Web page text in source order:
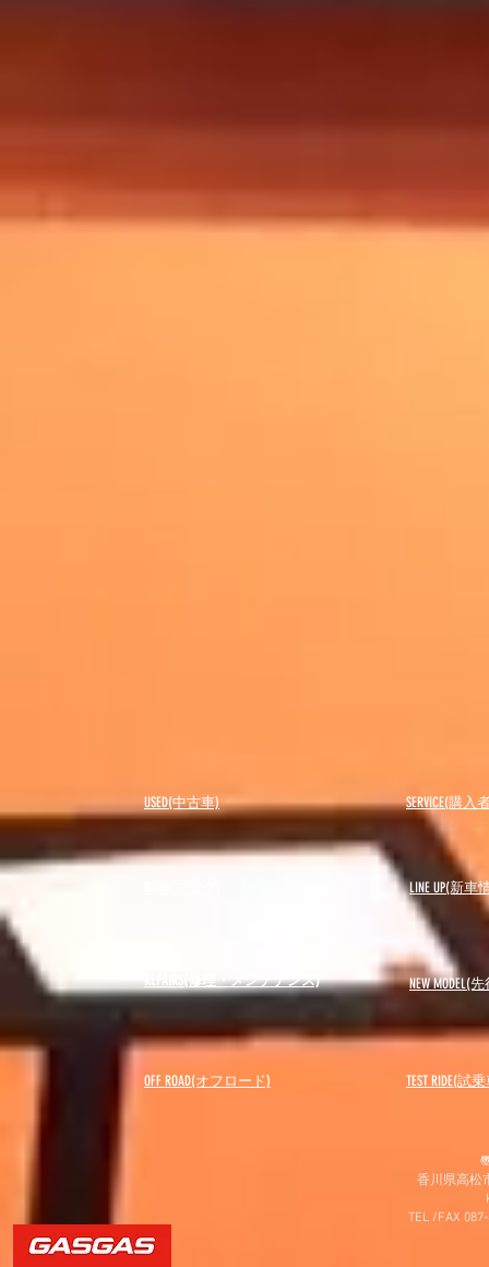
USED(中古車) SERVICE(購
LINE UP(新車
REPAIRS(修理・メンテナンス) NEW MODEL(先
OFF ROAD(オフロード) ​TEST RIDE(試
香川県高松
TEL /FAX